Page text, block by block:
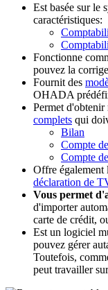
Est basée sur le
caractéristiques:
Fonctionne
pouvez la
Fournit des
OHADA
Permet d'obtenir
complets qui
Bilan
Compte
Compte
Offre également
déclaration de
Vous permet
d'importer
carte de crédit,
Est un logiciel
pouvez gérer
Toutefois,
peut travailler